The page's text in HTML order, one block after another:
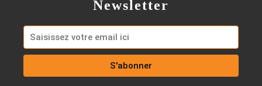
Newsletter